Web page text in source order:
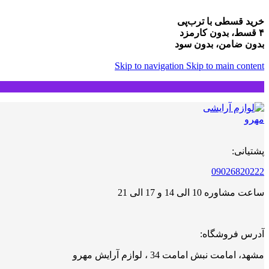
خرید قسطی با ترب‌پی
۴ قسط، بدون کارمزد
بدون ضامن، بدون سود
Skip to navigation Skip to main content
پشتیانی:
09026820222
ساعت مشاوره 10 الی 14 و 17 الی 21
آدرس فروشگاه:
مشهد، امامت نبش امامت 34 ، لوازم آرایش مهرو